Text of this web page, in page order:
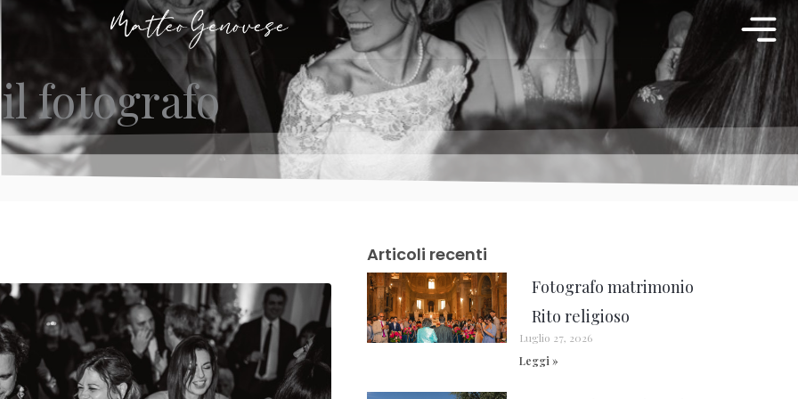
fotografo
Articoli recenti
Fotografo matrimonio
Rito religioso
Luglio 27, 2026
Leggi »